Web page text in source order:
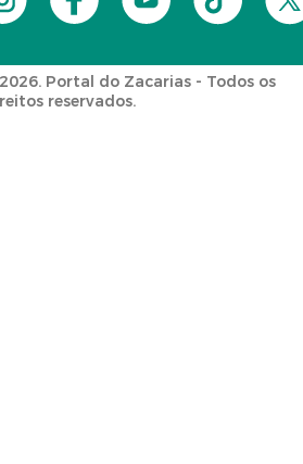
Portal do Zacarias - Todos os
reservados.